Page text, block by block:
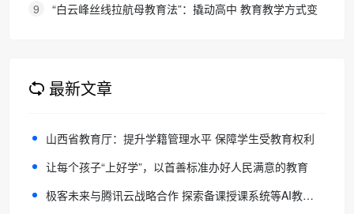
9
“白云峰丝线拉航母教育法”：撬动高中 教育教学方式变
最新文章
山西省教育厅：提升学籍管理水平 保障学生受教育权利
让每个孩子“上好学”，以首善标准办好人民满意的教育
极客未来与腾讯云战略合作 探索备课授课系统等AI教育场景